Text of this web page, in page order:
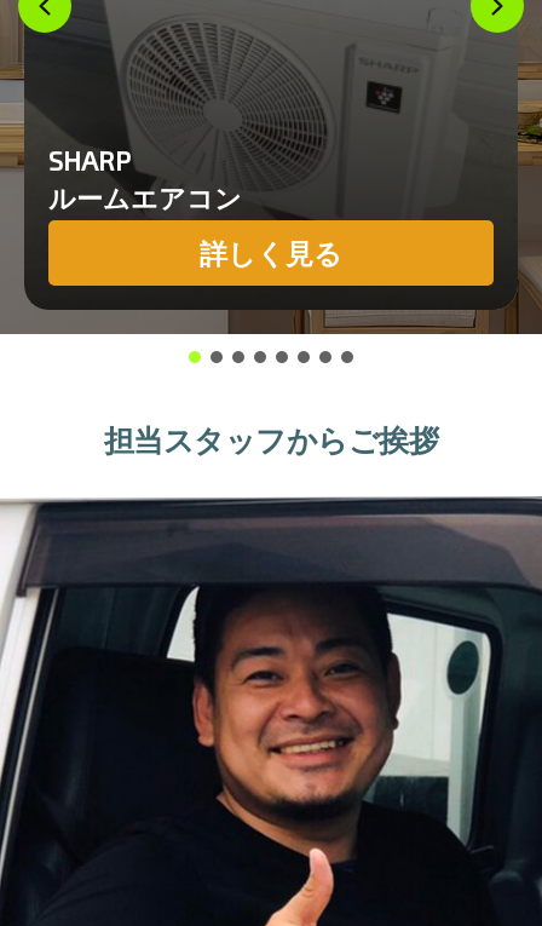
SHARP
ルームエアコン
詳しく見る
担当スタッフからご挨拶